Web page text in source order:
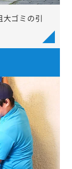
ゴミの引